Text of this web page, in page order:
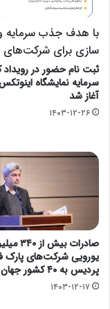
با هدف جذب سرمایه
سازی برای شرکت‌های
ثبت نام حضور در رویداد
آغاز شد
۱۴۰۳-۱۲-۲۶
صادرات بیش
یورویی شرکت‌های پارک
پردیس به ۴۰ کشور جهان
۱۴۰۳-۱۲-۱۷